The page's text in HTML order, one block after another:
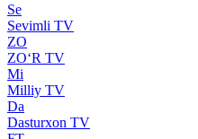
Se
Sevimli TV
ZO
ZO‘R TV
Mi
Milliy TV
Da
Dasturxon TV